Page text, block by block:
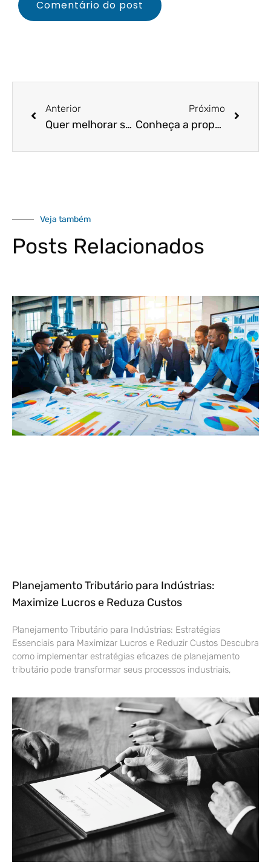
Anterior
Quer melhorar sua gestão financeira? Entenda como o Sebrae pode ajudar!
Próximo
Conheça a proposta que busca aumentar o prazo de adesão ao Pronampe
Veja também
Posts Relacionados
Planejamento Tributário para Indústrias:
Maximize Lucros e Reduza Custos
Planejamento Tributário para Indústrias: Estratégias
Essenciais para Maximizar Lucros e Reduzir Custos Descubra
como implementar estratégias eficazes de planejamento
tributário pode transformar seus processos industriais,